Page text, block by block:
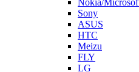
Nokia/
Sony
ASUS
HTC
Meizu
FLY
LG